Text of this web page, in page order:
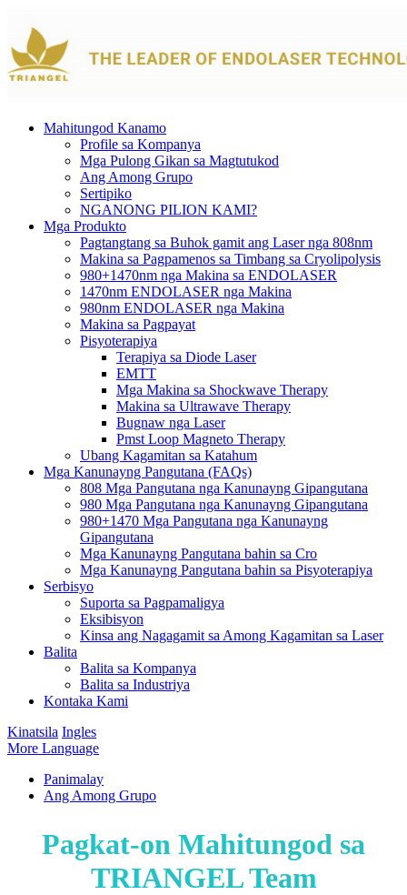
Mahitungod Kanamo
Profile sa Kompanya
Mga Pulong Gikan sa Magtutukod
Ang Among Grupo
Sertipiko
NGANONG PILION KAMI?
Mga Produkto
Pagtangtang sa Buhok gamit ang Laser nga 808nm
Makina sa Pagpamenos sa Timbang sa Cryolipolysis
980+1470nm nga Makina sa ENDOLASER
1470nm ENDOLASER nga Makina
980nm ENDOLASER nga Makina
Makina sa Pagpayat
Pisyoterapiya
Terapiya sa Diode Laser
EMTT
Mga Makina sa Shockwave Therapy
Makina sa Ultrawave Therapy
Bugnaw nga Laser
Pmst Loop Magneto Therapy
Ubang Kagamitan sa Katahum
Mga Kanunayng Pangutana (FAQs)
808 Mga Pangutana nga Kanunayng Gipangutana
980 Mga Pangutana nga Kanunayng Gipangutana
980+1470 Mga Pangutana nga Kanunayng
Gipangutana
Mga Kanunayng Pangutana bahin sa Cro
Mga Kanunayng Pangutana bahin sa Pisyoterapiya
Serbisyo
Suporta sa Pagpamaligya
Eksibisyon
Kinsa ang Nagagamit sa Among Kagamitan sa Laser
Balita
Balita sa Kompanya
Balita sa Industriya
Kontaka Kami
Kinatsila Ingles
More Language
Panimalay
Ang Among Grupo
Pagkat-on Mahitungod sa
TRIANGEL Team